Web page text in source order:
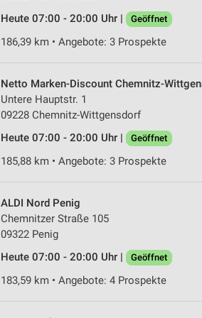
Heute 07:00 - 20:00 Uhr |
Geöffnet
186,39 km • Angebote: 3 Prospekte
Netto Marken-Discount Chemnitz-
Untere Hauptstr. 1
09228 Chemnitz-Wittgensdorf
Heute 07:00 - 20:00 Uhr |
Geöffnet
185,88 km • Angebote: 3 Prospekte
ALDI Nord Penig
Chemnitzer Straße 105
09322 Penig
Heute 07:00 - 20:00 Uhr |
Geöffnet
183,59 km • Angebote: 4 Prospekte